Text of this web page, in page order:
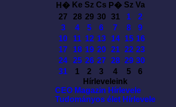
H� Ke Sz Cs P� Sz Va
27
28 29 30 31 1
2
3
4 5 6 7 8
9
10
11 12 13 14 15 16
17
18 19 20 21 22 23
24
25 26 27 28 29 30
31
1 2 3 4 5
6
Hírleveleink
CEO Magazin Hírlevele
Tudományos élet Hírlevele